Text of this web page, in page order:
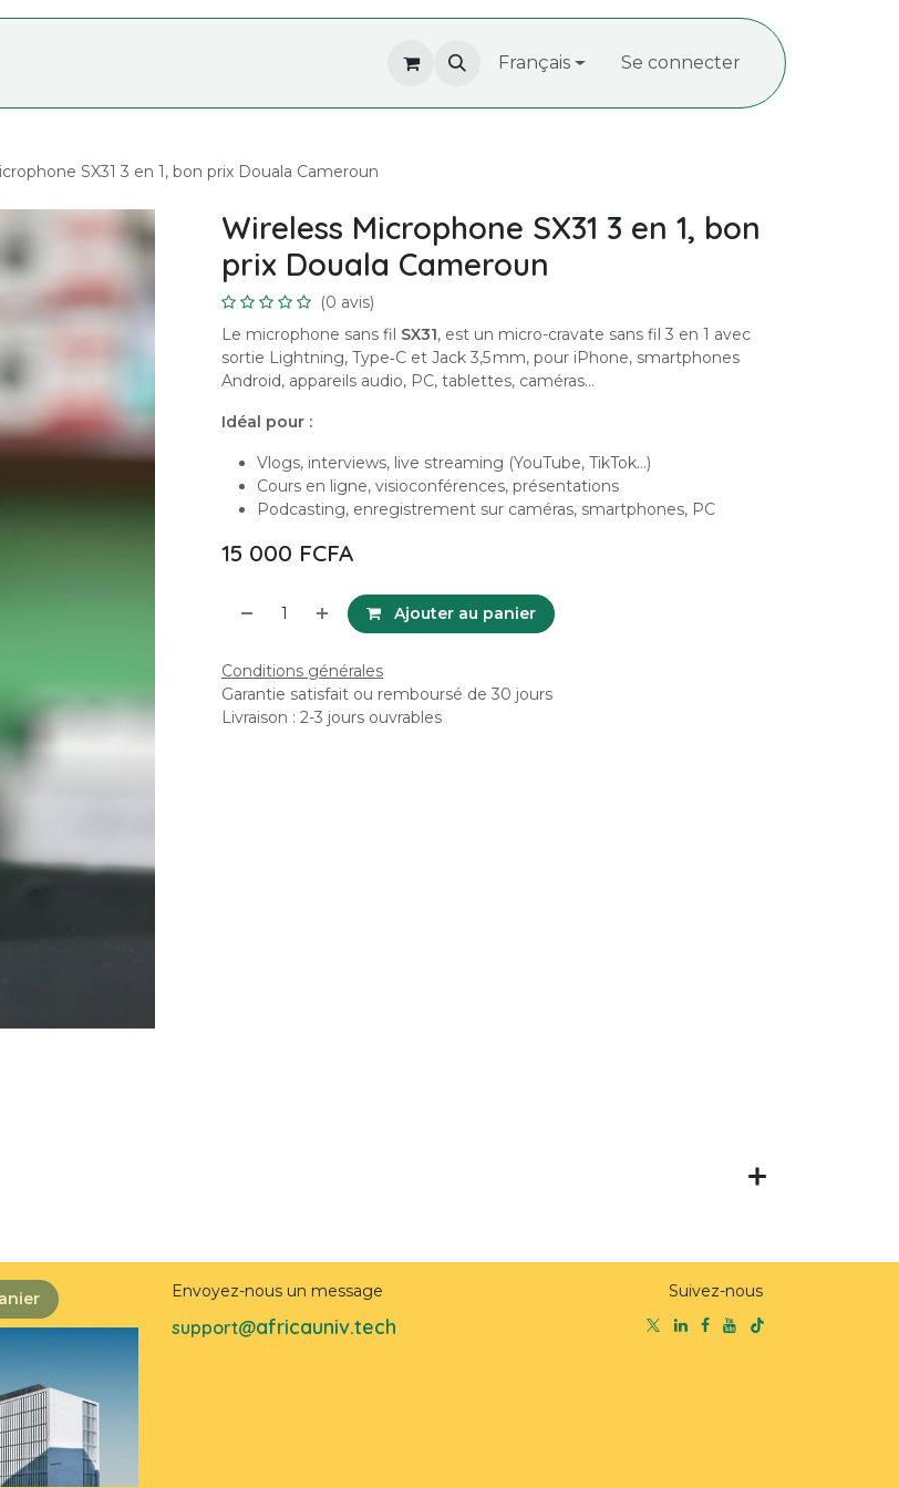
À propos de nous Recrutement
Français Se connecter
SX31 3 en 1, bon prix Douala Cameroun
Wireless Microphone SX31 3 en 1, bon
prix Douala Cameroun
(0 avis)
Le microphone sans fil SX31, est un micro-cravate sans fil 3 en 1 avec
sortie Lightning, Type‑C et Jack 3,5 mm, pour iPhone, smartphones
Android, appareils audio, PC, tablettes, caméras…
Idéal pour :
Vlogs, interviews, live streaming (YouTube, TikTok…)
Cours en ligne, visioconférences, présentations
Podcasting, enregistrement sur caméras, smartphones, PC
15 000 FCFA
Ajouter au panier
Conditions générales
Garantie satisfait ou remboursé de 30 jours
Livraison : 2-3 jours ouvrables
Envoyez-nous un message
support@africauniv.tech
Suivez-nous